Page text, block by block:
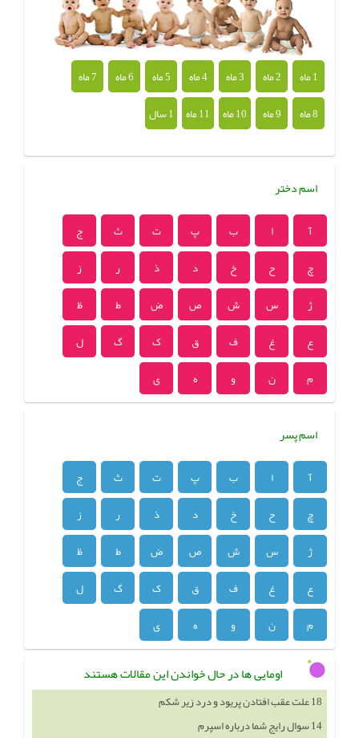
1 ماه 2 ماه 3 ماه 4 ماه 5 ماه 6 ماه
7 ماه
8 ماه
9 ماه 10 ماه 11 ماه 1 سال
اسم دختر
آ ا ب پ ت ث
ج
چ
ح خ د ذ ر
ز
ژ
س ش ص ض ط
ظ
ع
غ ف ق ک گ
ل
م
ن و ه ی
اسم پسر
آ ا ب پ ت ث
ج
چ
ح خ د ذ ر
ز
ژ
س ش ص ض ط
ظ
ع
غ ف ق ک گ
ل
م
ن و ه ی
اومایی ها در حال خواندن این مقالات هستند
18 علت عقب افتادن پریود و درد زیر شکم
14 سوال رایج شما درباره اسپرم